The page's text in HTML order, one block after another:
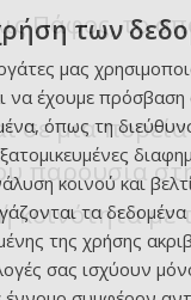
Πάφος, το
σε μια
παρουσία
με
των
μας
να έχουμε
όπως τη
κοινού και
τα
της χρήσης
σας ισχύουν